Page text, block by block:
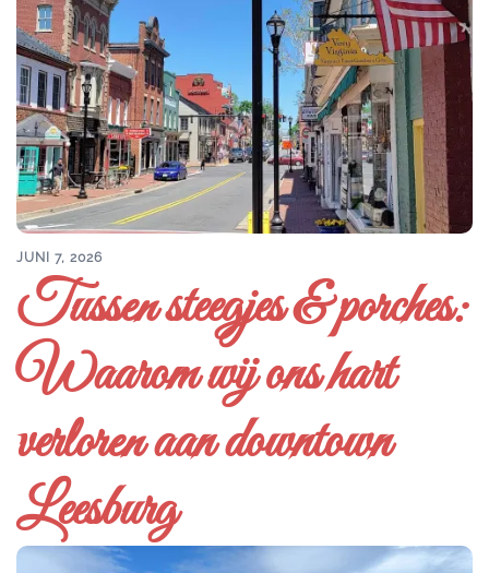
JUNI 7, 2026
Tussen steegjes & porches:
Waarom wij ons hart
verloren aan downtown
Leesburg